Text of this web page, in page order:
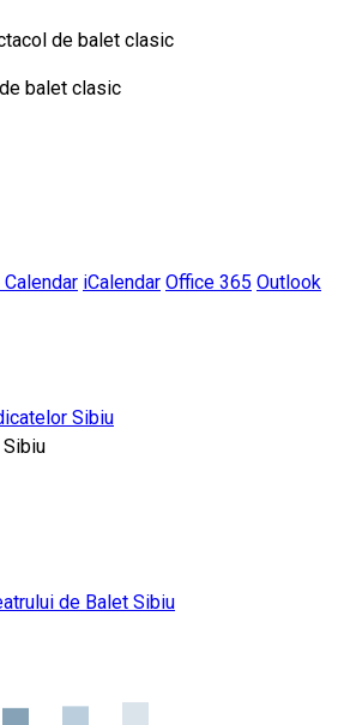
iCalendar Office 365 Outlook
Sibiu
Sibiu
de Balet Sibiu